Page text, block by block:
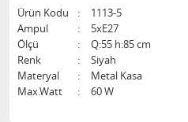
Ürün Kodu :
1113-5
Ampul
:
5xE27
Ölçü
:
Q:55 h:85 cm
Renk
:
Siyah
Materyal
:
Metal Kasa
Max.Watt
: 60 W